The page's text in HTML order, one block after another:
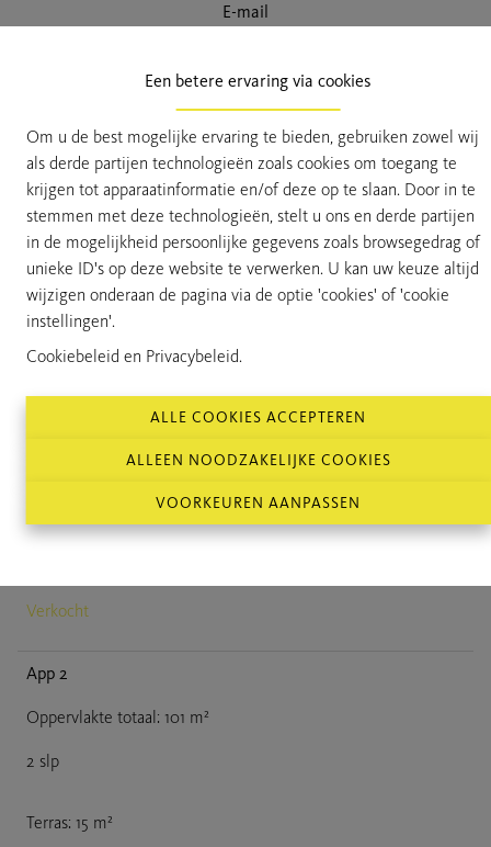
Een betere ervaring via cookies
Om u de best mogelijke ervaring te bieden, gebruiken zowel wij
als derde partijen technologieën zoals cookies om toegang te
krijgen tot apparaatinformatie en/of deze op te slaan. Door in te
stemmen met deze technologieën, stelt u ons en derde partijen
in de mogelijkheid persoonlijke gegevens zoals browsegedrag of
unieke ID's op deze website te verwerken. U kan uw keuze altijd
wijzigen onderaan de pagina via de optie 'cookies' of 'cookie
instellingen'.
Cookiebeleid en Privacybeleid.
ALLE COOKIES ACCEPTEREN
ALLEEN NOODZAKELIJKE COOKIES
VOORKEUREN AANPASSEN
E-mail
INFO AANVRAGEN
Units
Gelijkvloers
Oppervlakte totaal: 112 m²
Verkocht
App 2
Oppervlakte totaal : 101 m²
2 slp
Terras: 15 m²